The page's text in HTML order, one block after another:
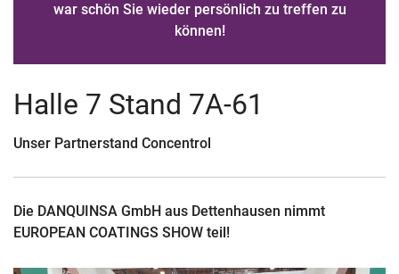
war schön Sie wieder persönlich zu treffen zu
können!
Halle 7 Stand 7A-61
Unser Partnerstand Concentrol
Die DANQUINSA GmbH aus Dettenhausen nimmt
EUROPEAN COATINGS SHOW teil!